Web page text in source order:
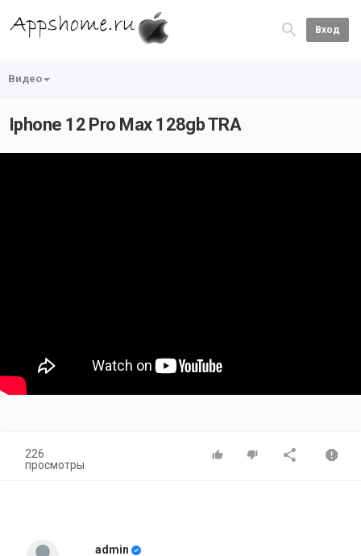
Вход
Видео
Iphone 12 Pro Max 128gb TRA
226
просмотры
admin